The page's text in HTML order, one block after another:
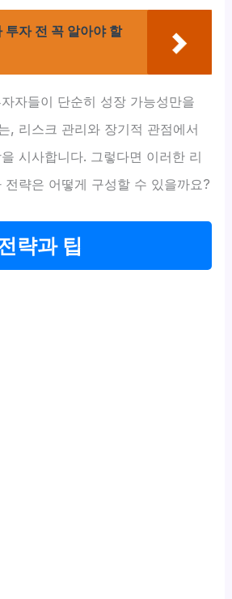
투자 전 꼭 알아야 할
자들이 단순히 성장 가능성만을
, 리스크 관리와 장기적 관점에서
시사합니다. 그렇다면 이러한 리
전략은 어떻게 구성할 수 있을까요?
략과 팁